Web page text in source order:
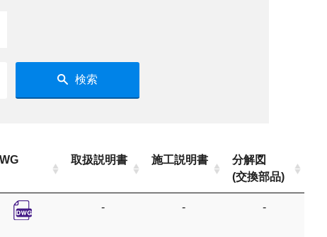
検索
取扱説明書 施工説明書
分解図
(交換部品)
- - -